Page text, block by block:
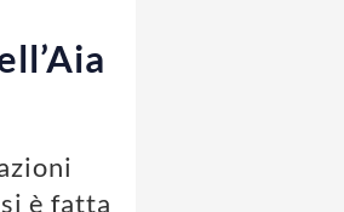
è fatta